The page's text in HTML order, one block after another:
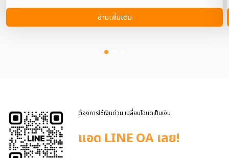
สัญญาเพิ่มเติมนอกกรมที่ดิน บทความนี้ Property4Cash สรุปทุกสิ่งที่
ต้องตรวจสอบก่อนเซ็นสัญญาขายฝาก “การขายฝาก” เป็นการทำนิติกรรม
ซื้อขายที่ดินประเภทหนึ่ง โดยกรรมสิทธิ์จะตกเป็นของผู้รับซื้อทันทีเมื่อมีการ
ได้ในเวลาที่ตกลงกันตามกฎหมาย เพราะฉะนั้นในการทำสัญญาทุกครั้ง จะ
นั้นคืนได้ในเวลาที่ตกลงกันตามกฎหมาย การทำสัญญาจะต้องทำต่อหน้า
เจ้าพนักงานที่ดิน ณ กรมที่ดินเท่านั้น ในการทำสัญญาขายฝากที่ด […]
อ่านเพิ่มเติม
ต้องการใช้เงินด่วน เปลี่ยนโฉนดเป็นเงิน
แอด LINE OA เลย!